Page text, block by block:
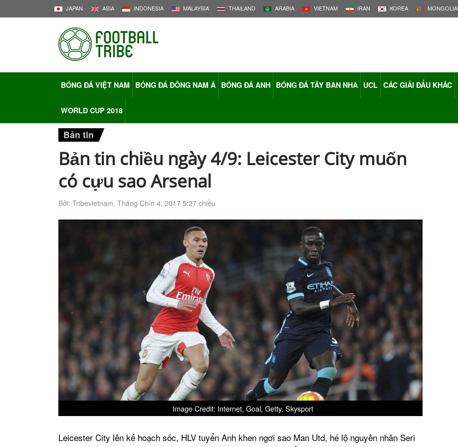
JAPAN ASIA INDONESIA MALAYSIA THAILAND ARABIA VIETNAM IRAN KOREA MONGOLIA
BÓNG ĐÁ VIỆT NAM BÓNG ĐÁ ĐÔNG NAM Á BÓNG ĐÁ ANH BÓNG ĐÁ TÂY BAN NHA UCL CÁC GIẢI ĐẤU KHÁC
WORLD CUP 2018
Bản tin
Bản tin chiều ngày 4/9: Leicester City muốn
có cựu sao Arsenal
Bởi: Tribevietnam, Tháng Chín 4, 2017 5:27 chiều
Image Credit: Internet, Goal, Getty, Skysport
Leicester City lên kế hoạch sốc, HLV tuyển Anh khen ngơi sao Man Utd, hé lộ nguyên nhân Seri